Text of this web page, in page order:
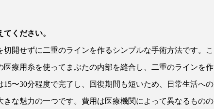
ください。
切開せずに二重のラインを作るシンプルな手術方法です。こ
医療用糸を使ってまぶたの内部を縫合し、二重のラインを作
15〜30分程度で完了し、回復期間も短いため、日常生活への
きな魅力の一つです。費用は医療機関によって異なるものの